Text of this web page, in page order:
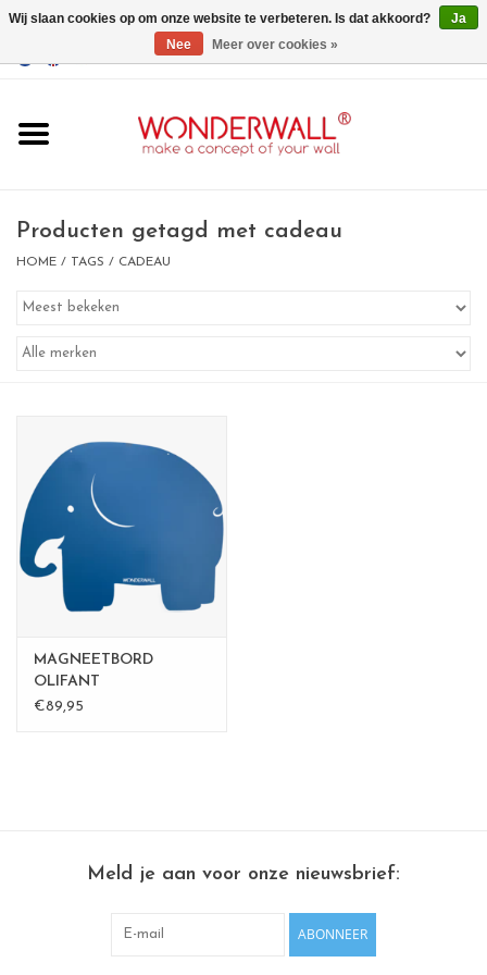
GBP/USD
magneetborden
magneten
BIG SALE , GRAB YOUR
CHANCE
LIMITED EXCLUSIVES
Rechthoekige , vierkante, ronde
magneetborden
Producten getagd met cadeau
HOME / TAGS / CADEAU
MAGNEETBORD
OLIFANT
€89,95
Meld je aan voor onze nieuwsbrief:
ABONNEER
Wij slaan cookies op om onze website te verbeteren. Is dat akkoord?
Ja
Nee
Meer over cookies »